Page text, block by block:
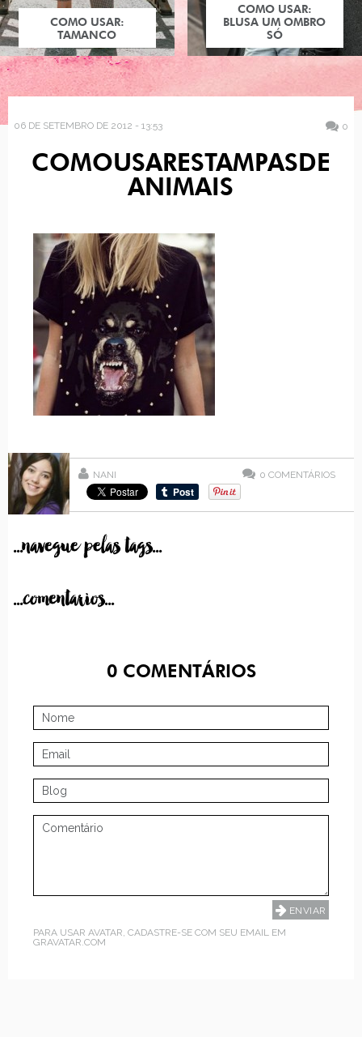
COMO USAR:
TAMANCO
COMO USAR:
BLUSA UM OMBRO
SÓ
06 DE SETEMBRO DE 2012 - 13:53 0
COMOUSARESTAMPASDE
ANIMAIS
NANI 0 COMENTÁRIOS
...navegue pelas tags...
...comentarios...
0COMENTÁRIOS
PARA USAR AVATAR, CADASTRE-SE COM SEU EMAIL EM
GRAVATAR.COM